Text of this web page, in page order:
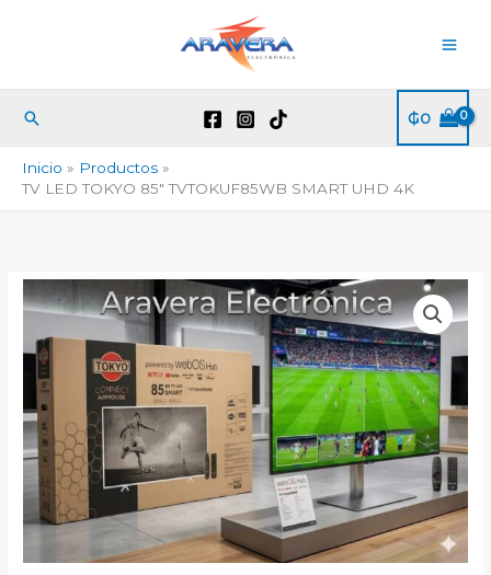
Buscar ₲0
Inicio
Productos
TV LED TOKYO 85″ TVTOKUF85WB SMART UHD 4K